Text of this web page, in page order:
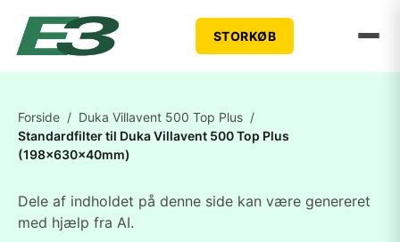
STORKØB
Forside / Duka Villavent 500 Top Plus /
Standardfilter til Duka Villavent 500 Top Plus
(198x630x40mm)
Dele af indholdet på denne side kan være genereret
med hjælp fra AI.